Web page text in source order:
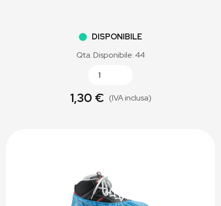
DISPONIBILE
Qta. Disponibile: 44
1,30 € (IVA inclusa)